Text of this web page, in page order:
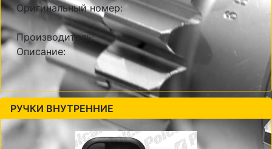
Оригинальный номер:
Производитель:
Описание:
РУЧКИ ВНУТРЕННИЕ